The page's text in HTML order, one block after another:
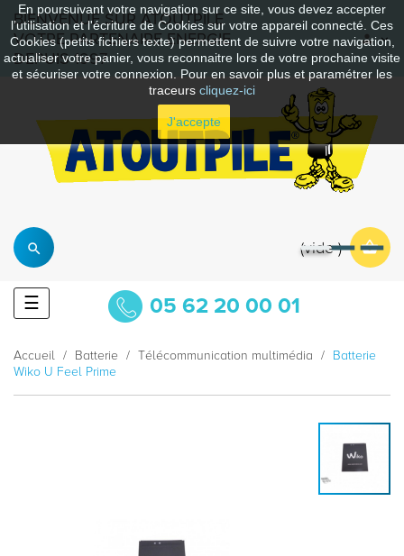
En poursuivant votre navigation sur ce site, vous devez accepter
l’utilisation et l'écriture de Cookies sur votre appareil connecté. Ces
Cookies (petits fichiers texte) permettent de suivre votre navigation,
actualiser votre panier, vous reconnaitre lors de votre prochaine visite
et sécuriser votre connexion. Pour en savoir plus et paramétrer les
traceurs cliquez-ici
J'accepte
BIENVENUE SUR ATOUTPILE
VOTRE PARTENAIRE ENERGIE
DEPUIS 1997
vide
Basculer
la
☰ 05 62 20 00 01
Accueil Batterie Télécommunication multimédia
Batterie
Wiko U Feel Prime